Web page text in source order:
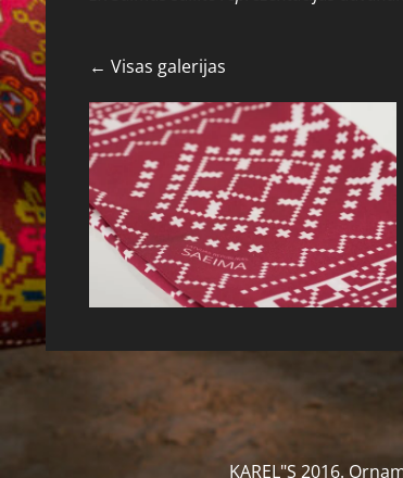
Visas galerijas
KAREL"S 2016.